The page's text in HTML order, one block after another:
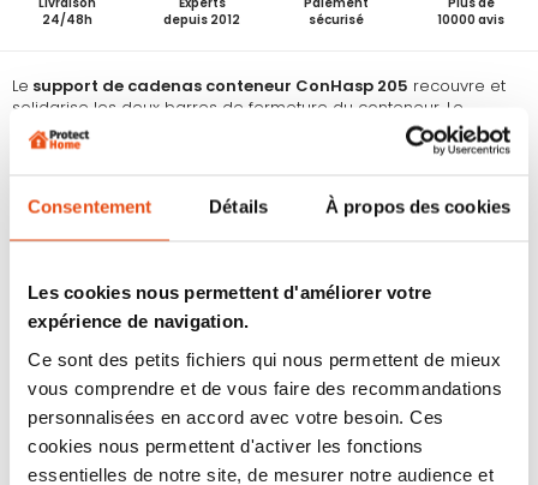
Consentement Détails À propos des cookies
Les cookies nous permettent d'améliorer votre
expérience de navigation.
Ce sont des petits fichiers qui nous permettent de mieux
vous comprendre et de vous faire des recommandations
personnalisées en accord avec votre besoin. Ces
cookies nous permettent d'activer les fonctions
essentielles de notre site, de mesurer notre audience et
Le support de cadenas conteneur ConHasp 205 recouvre et
solidarise les deux barres de fermeture du conteneur. Le
cadenas ABUS verrouille le système, tandis que le dispositif
protège le cadenas en limitant les risques d’arrachement ou de
LES + PRODUIT :
Solution robuste :
Installation sans contrainte :mise en place sans
perçage ni soudure
Montage rapide :système en deux parties permettant
un montage et démontage efficace
Compatibilité étendue :adapté à la majorité des
conteneurs standards
Fabrication ABUS :gage de qualité et de fiabilité
Conception durable :acier haute résistance avec
protection contre la corrosion
24/48h
depuis 2012
sécurisé
10000 avis